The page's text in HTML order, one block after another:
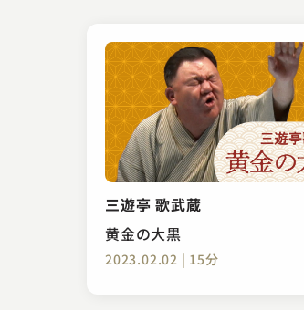
三遊亭 歌武蔵
黄金の大黒
2023.02.02 | 15分